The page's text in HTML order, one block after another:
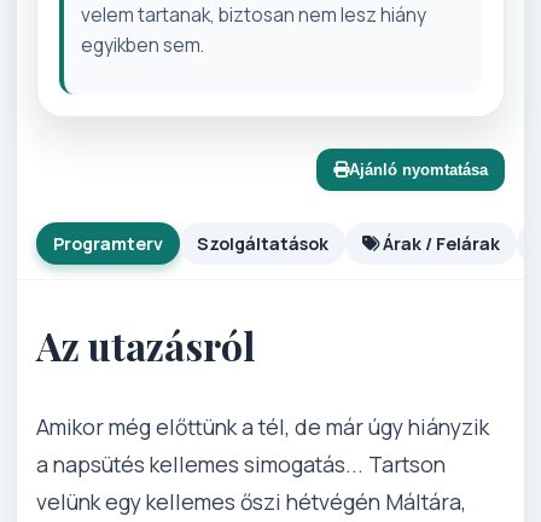
velem tartanak, biztosan nem lesz hiány
egyikben sem.
Ajánló nyomtatása
Programterv Szolgáltatások Árak / Felárak
Az utazásról
Amikor még előttünk a tél, de már úgy hiányzik
a napsütés kellemes simogatás... Tartson
velünk egy kellemes őszi hétvégén Máltára,